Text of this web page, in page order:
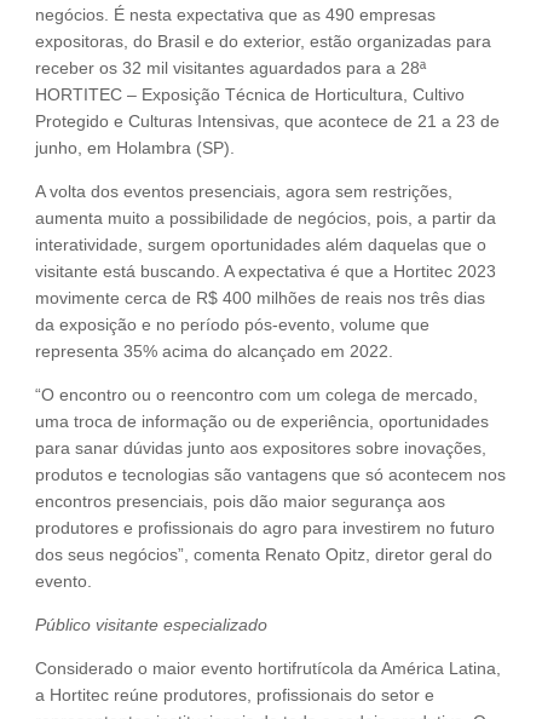
negócios. É nesta expectativa que as 490 empresas
expositoras, do Brasil e do exterior, estão organizadas para
receber os 32 mil visitantes aguardados para a 28ª
HORTITEC – Exposição Técnica de Horticultura, Cultivo
Protegido e Culturas Intensivas, que acontece de 21 a 23 de
junho, em Holambra (SP).
A volta dos eventos presenciais, agora sem restrições,
aumenta muito a possibilidade de negócios, pois, a partir da
interatividade, surgem oportunidades além daquelas que o
visitante está buscando. A expectativa é que a Hortitec 2023
movimente cerca de R$ 400 milhões de reais nos três dias
da exposição e no período pós-evento, volume que
representa 35% acima do alcançado em 2022.
“O encontro ou o reencontro com um colega de mercado,
uma troca de informação ou de experiência, oportunidades
para sanar dúvidas junto aos expositores sobre inovações,
produtos e tecnologias são vantagens que só acontecem nos
encontros presenciais, pois dão maior segurança aos
produtores e profissionais do agro para investirem no futuro
dos seus negócios”, comenta Renato Opitz, diretor geral do
evento.
Público visitante especializado
Considerado o maior evento hortifrutícola da América Latina,
a Hortitec reúne produtores, profissionais do setor e